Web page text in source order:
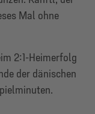
Mal ohne
2:1-Heimerfolg
der dänischen